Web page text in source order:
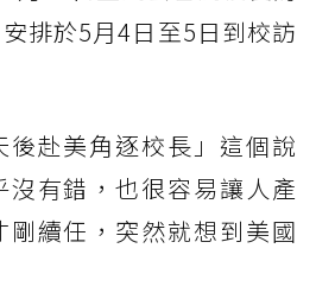
排於5月4日至5日到校訪
赴美角逐校長」這個說
有錯，也很容易讓人產
剛續任，突然就想到美國